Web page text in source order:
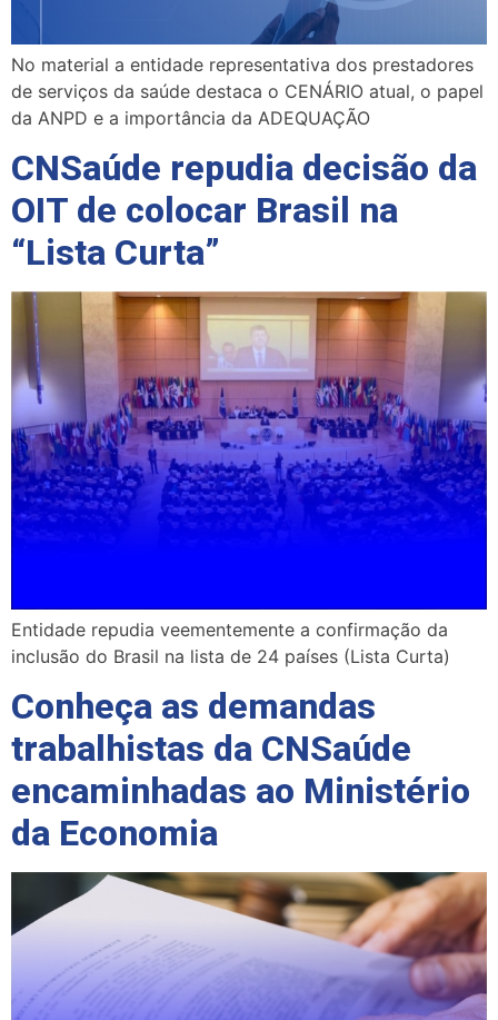
No material a entidade representativa dos prestadores
de serviços da saúde destaca o CENÁRIO atual, o papel
da ANPD e a importância da ADEQUAÇÃO
CNSaúde repudia decisão da
OIT de colocar Brasil na
“Lista Curta”
Entidade repudia veementemente a confirmação da
inclusão do Brasil na lista de 24 países (Lista Curta)
Conheça as demandas
trabalhistas da CNSaúde
encaminhadas ao Ministério
da Economia